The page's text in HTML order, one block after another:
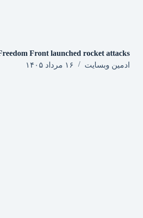
Front launched rocket attacks
ادمین وبسایت
۱۶ مرداد ۱۴۰۵